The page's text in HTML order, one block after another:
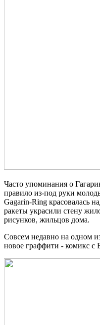
Часто упоминания о
правило из-под руки
Gagarin-Ring красовалась
ракеты украсили стену
рисунков, жильцов дома.
Совсем недавно на одном
новое граффити - комикс с